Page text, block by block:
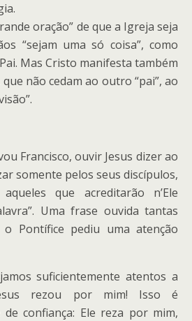
oração” de que a Igreja seja
“sejam uma só coisa”, como
Mas Cristo manifesta também
não cedam ao outro “pai”, ao
Francisco, ouvir Jesus dizer ao
somente pelos seus discípulos,
que acreditarão n’Ele
Uma frase ouvida tantas
Pontífice pediu uma atenção
suficientemente atentos a
rezou por mim! Isso é
confiança: Ele reza por mim,